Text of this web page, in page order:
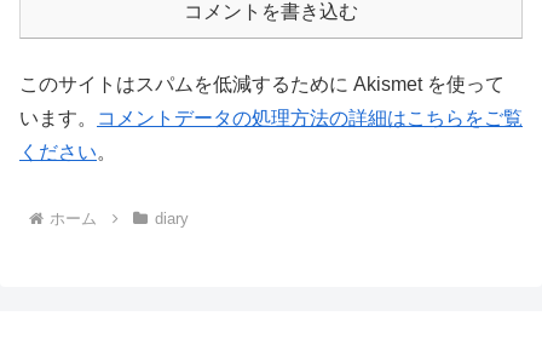
コメントを書き込む
このサイトはスパムを低減するために Akismet を使って
います。
コメントデータの処理方法の詳細はこちらをご覧
ください。
ホーム diary